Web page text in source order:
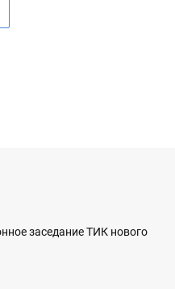
заседание ТИК нового